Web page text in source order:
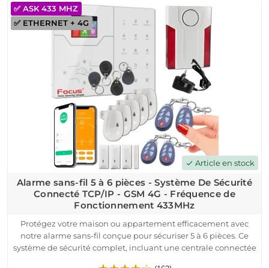
Idéal pour maison ou appartement, ce système d'alarme
sans-fil offre une protection fiable avec une autonomie de 12 à
24 heures en cas de coupure de courant. Facile à gérer via
l'application mobile, il vous garantit une tranquillité d'esprit,
où que vous soyez. Installation rapide, notifications en temps
réel, et protection avancée contre les intrusions.
check Article en stock
✅ ETHERNET + 4G
✅ ASK 433 MHZ
Alarme sans-fil 5 à 6 pièces - Système De Sécurité
Connecté TCP/IP - GSM 4G - Fréquence de
Fonctionnement 433MHz
Protégez votre maison ou appartement efficacement avec
notre alarme sans-fil conçue pour sécuriser 5 à 6 pièces. Ce
système de sécurité complet, incluant une centrale connectée